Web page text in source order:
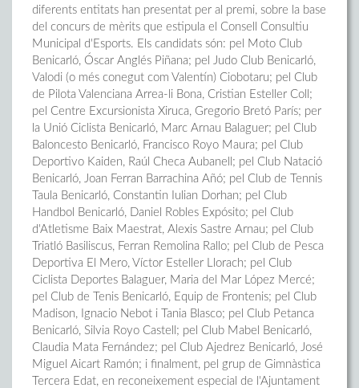
diferents entitats han presentat per al premi, sobre la base
del concurs de mèrits que estipula el Consell Consultiu
Municipal d'Esports. Els candidats són: pel Moto Club
Benicarló, Óscar Anglés Piñana; pel Judo Club Benicarló,
Valodi (o més conegut com Valentín) Ciobotaru; pel Club
de Pilota Valenciana Arrea-li Bona, Cristian Esteller Coll;
pel Centre Excursionista Xiruca, Gregorio Bretó París; per
la Unió Ciclista Benicarló, Marc Arnau Balaguer; pel Club
Baloncesto Benicarló, Francisco Royo Maura; pel Club
Deportivo Kaiden, Raúl Checa Aubanell; pel Club Natació
Benicarló, Joan Ferran Barrachina Añó; pel Club de Tennis
Taula Benicarló, Constantin Iulian Dorhan; pel Club
Handbol Benicarló, Daniel Robles Expósito; pel Club
d'Atletisme Baix Maestrat, Alexis Sastre Arnau; pel Club
Triatló Basiliscus, Ferran Remolina Rallo; pel Club de Pesca
Deportiva El Mero, Víctor Esteller Llorach; pel Club
Ciclista Deportes Balaguer, Maria del Mar López Mercé;
pel Club de Tenis Benicarló, Equip de Frontenis; pel Club
Madison, Ignacio Nebot i Tania Blasco; pel Club Petanca
Benicarló, Silvia Royo Castell; pel Club Mabel Benicarló,
Claudia Mata Fernández; pel Club Ajedrez Benicarló, José
Miguel Aicart Ramón; i finalment, pel grup de Gimnàstica
Tercera Edat, en reconeixement especial de l'Ajuntament